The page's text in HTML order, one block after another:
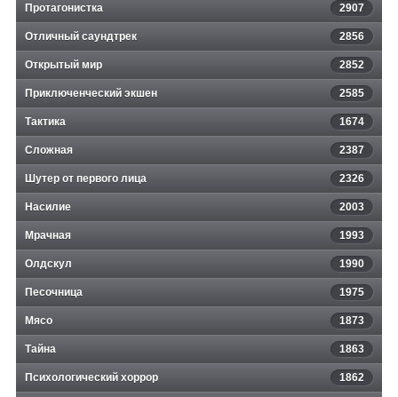
Протагонистка 2907
Отличный саундтрек 2856
Открытый мир 2852
Приключенческий экшен 2585
Тактика 1674
Сложная 2387
Шутер от первого лица 2326
Насилие 2003
Мрачная 1993
Олдскул 1990
Песочница 1975
Мясо 1873
Тайна 1863
Психологический хоррор 1862